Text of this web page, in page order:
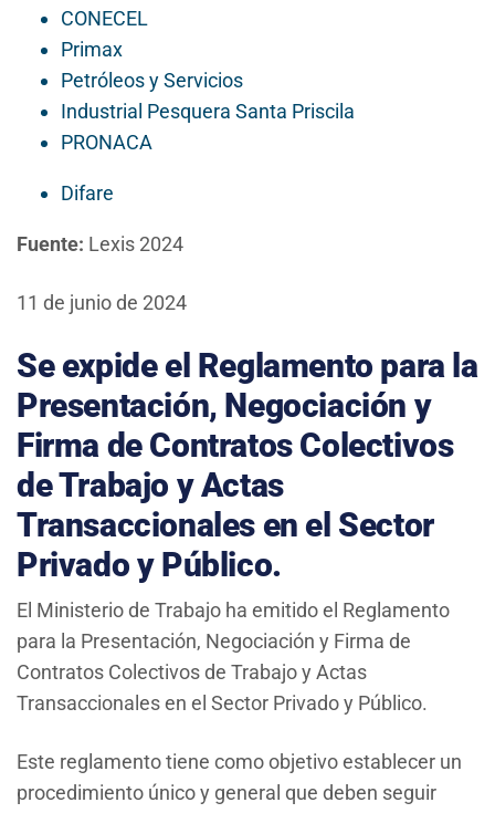
CONECEL
Primax
Petróleos y Servicios
Industrial Pesquera Santa Priscila
PRONACA
Difare
Fuente: Lexis 2024
11 de junio de 2024
Se expide el Reglamento para la
Presentación, Negociación y
Firma de Contratos Colectivos
de Trabajo y Actas
Transaccionales en el Sector
Privado y Público.
El Ministerio de Trabajo ha emitido el Reglamento
para la Presentación, Negociación y Firma de
Contratos Colectivos de Trabajo y Actas
Transaccionales en el Sector Privado y Público.
Este reglamento tiene como objetivo establecer un
procedimiento único y general que deben seguir